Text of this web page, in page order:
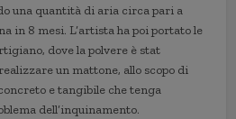
una quantità di aria circa pari a
in 8 mesi. L’artista ha poi portato le
dove la polvere è stat
un mattone, allo scopo di
e tangibile che tenga
dell’inquinamento.